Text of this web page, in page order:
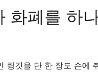
화폐를 하
링깃을 단 한 장도 손에